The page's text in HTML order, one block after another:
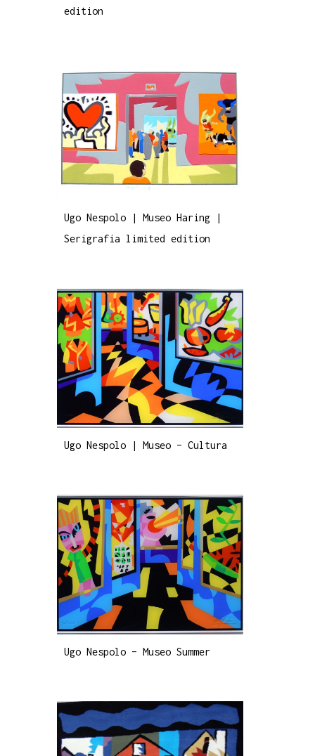
edition
Ugo Nespolo | Museo Haring |
Serigrafia limited edition
Ugo Nespolo | Museo – Cultura
Ugo Nespolo – Museo Summer